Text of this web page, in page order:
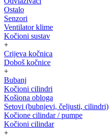
Ostalo
Senzori
Ventilator klime
Kočioni sustav
+
Crijeva kočnica
Doboš kočnice
+
Bubanj
Kočioni cilindri
Košiona obloga
Setovi (bubnjevi, čeljusti, cilindri)
Kočione cilindar / pumpe
Kočioni cilindar
+